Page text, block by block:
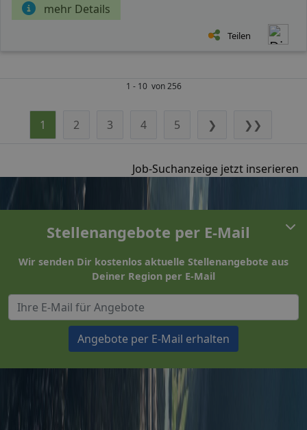
mehr Details
Teilen
1 - 10 von 256
1 2 3 4 5 ❯ ❯❯
Job-Suchanzeige jetzt inserieren
Stellenangebote per E-Mail
Wir senden Dir kostenlos aktuelle Stellenangebote aus
Deiner Region per E-Mail
Angebote per E-Mail erhalten